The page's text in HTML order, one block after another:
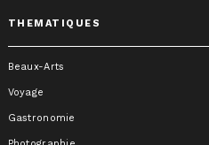
THEMATIQUES
Beaux-Arts
Voyage
Gastronomie